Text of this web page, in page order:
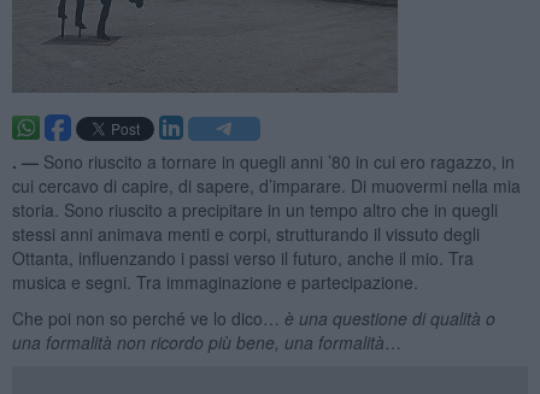
. — Sono riuscito a tornare in quegli anni ’80 in cui ero ragazzo, in
cui cercavo di capire, di sapere, d’imparare. Di muovermi nella mia
storia. Sono riuscito a precipitare in un tempo altro che in quegli
stessi anni animava menti e corpi, strutturando il vissuto degli
Ottanta, influenzando i passi verso il futuro, anche il mio. Tra
musica e segni. Tra immaginazione e partecipazione.
Che poi non so perché ve lo dico… è una questione di qualità o
una formalità non ricordo più bene, una formalità